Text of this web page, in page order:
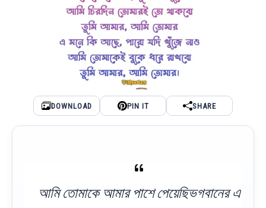
DOWNLOAD PIN IT SHARE
আমি তোমাকে আমার পাশে পেয়েছিভগবানের এ